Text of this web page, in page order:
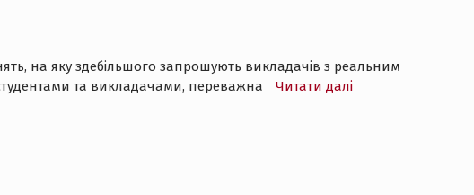
на яку здебільшого запрошують викладачів з реальним
та викладачами, переважна
Читати далі